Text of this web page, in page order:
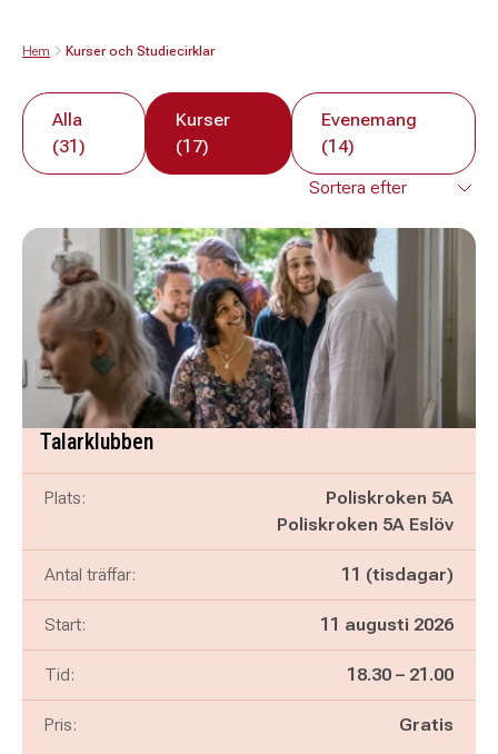
Hem Kurser och Studiecirklar
Alla
(31)
Kurser
(17)
Evenemang
(14)
Talarklubben
Plats:
Poliskroken 5A
Poliskroken 5A Eslöv
Antal träffar: 11 (tisdagar)
Start: 11 augusti 2026
Tid: Pågår mellan
18.30 – och
21.00
Pris: Gratis